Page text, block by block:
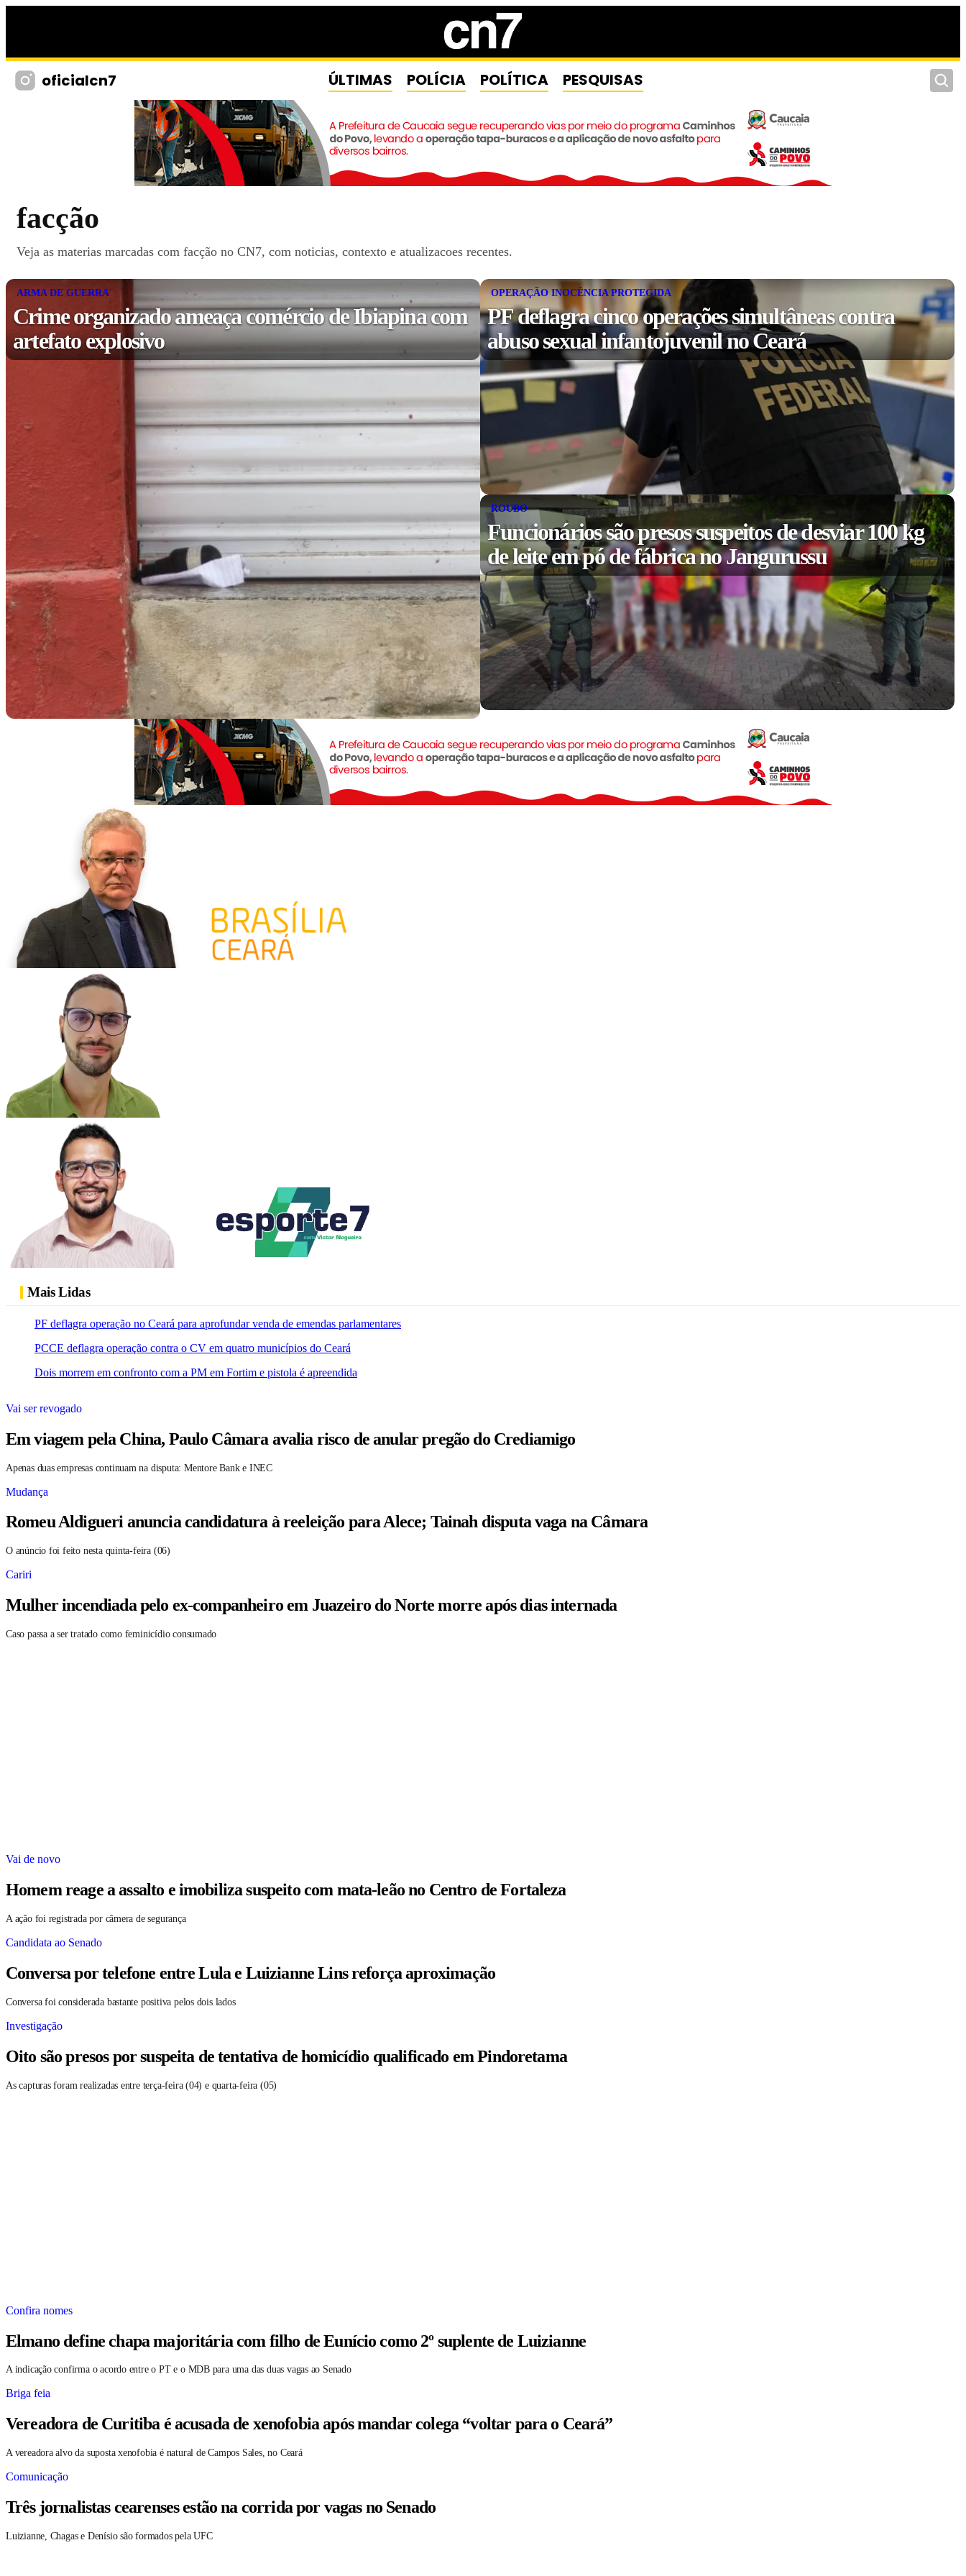
oficialcn7 ÚLTIMAS POLÍCIA POLÍTICA PESQUISAS
facção
Veja as materias marcadas com facção no CN7, com noticias, contexto e atualizacoes recentes.
ARMA DE GUERRA
Crime organizado ameaça comércio de Ibiapina com
artefato explosivo
OPERAÇÃO INOCÊNCIA PROTEGIDA
PF deflagra cinco operações simultâneas contra
abuso sexual infantojuvenil no Ceará
ROUBO
Funcionários são presos suspeitos de desviar 100 kg
de leite em pó de fábrica no Jangurussu
Mais Lidas
PF deflagra operação no Ceará para aprofundar venda de emendas parlamentares
PCCE deflagra operação contra o CV em quatro municípios do Ceará
Dois morrem em confronto com a PM em Fortim e pistola é apreendida
Vai ser revogado
Em viagem pela China, Paulo Câmara avalia risco de anular pregão do Crediamigo
Apenas duas empresas continuam na disputa: Mentore Bank e INEC
Mudança
Romeu Aldigueri anuncia candidatura à reeleição para Alece; Tainah disputa vaga na Câmara
O anúncio foi feito nesta quinta-feira (06)
Cariri
Mulher incendiada pelo ex-companheiro em Juazeiro do Norte morre após dias internada
Caso passa a ser tratado como feminicídio consumado
Vai de novo
Homem reage a assalto e imobiliza suspeito com mata-leão no Centro de Fortaleza
A ação foi registrada por câmera de segurança
Candidata ao Senado
Conversa por telefone entre Lula e Luizianne Lins reforça aproximação
Conversa foi considerada bastante positiva pelos dois lados
Investigação
Oito são presos por suspeita de tentativa de homicídio qualificado em Pindoretama
As capturas foram realizadas entre terça-feira (04) e quarta-feira (05)
Confira nomes
Elmano define chapa majoritária com filho de Eunício como 2º suplente de Luizianne
A indicação confirma o acordo entre o PT e o MDB para uma das duas vagas ao Senado
Briga feia
Vereadora de Curitiba é acusada de xenofobia após mandar colega “voltar para o Ceará”
A vereadora alvo da suposta xenofobia é natural de Campos Sales, no Ceará
Comunicação
Três jornalistas cearenses estão na corrida por vagas no Senado
Luizianne, Chagas e Denísio são formados pela UFC